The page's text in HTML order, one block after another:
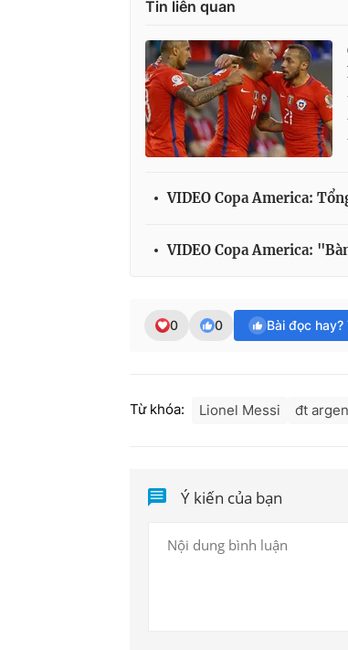
Tin liên quan
VIDEO Copa America:
VIDEO Copa America:
0 0 Bài đọc
Từ khóa: Lionel Messi đt
Ý kiến của bạn